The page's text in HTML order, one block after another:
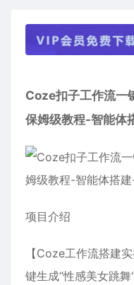
Coze扣子工作流一
保姆级教程-智能体
项目介绍
【Coze工作流搭建
键生成“性感美女跳